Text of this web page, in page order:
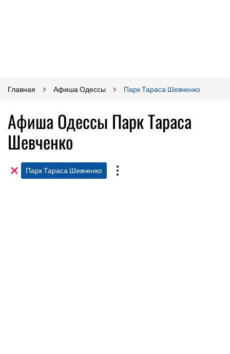
Главная Афиша Одессы Парк Тараса Шевченко
Афиша Одессы Парк Тараса
Шевченко
Парк Тараса Шевченко